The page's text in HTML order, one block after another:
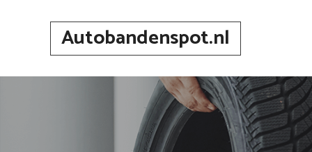
Autobandenspot.nl